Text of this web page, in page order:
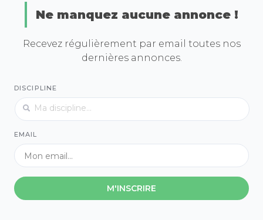
Ne manquez aucune annonce !
Recevez régulièrement par email toutes nos
dernières annonces.
DISCIPLINE
EMAIL
M'INSCRIRE